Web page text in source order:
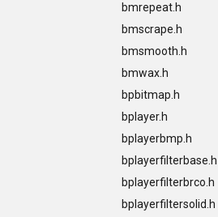
bmrepeat.h
bmscrape.h
bmsmooth.h
bmwax.h
bpbitmap.h
bplayer.h
bplayerbmp.h
bplayerfilterbase.h
bplayerfilterbrco.h
bplayerfiltersolid.h